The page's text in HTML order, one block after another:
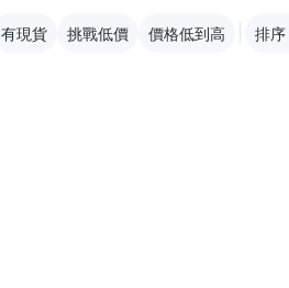
有現貨 挑戰低價 價格低到高 排序